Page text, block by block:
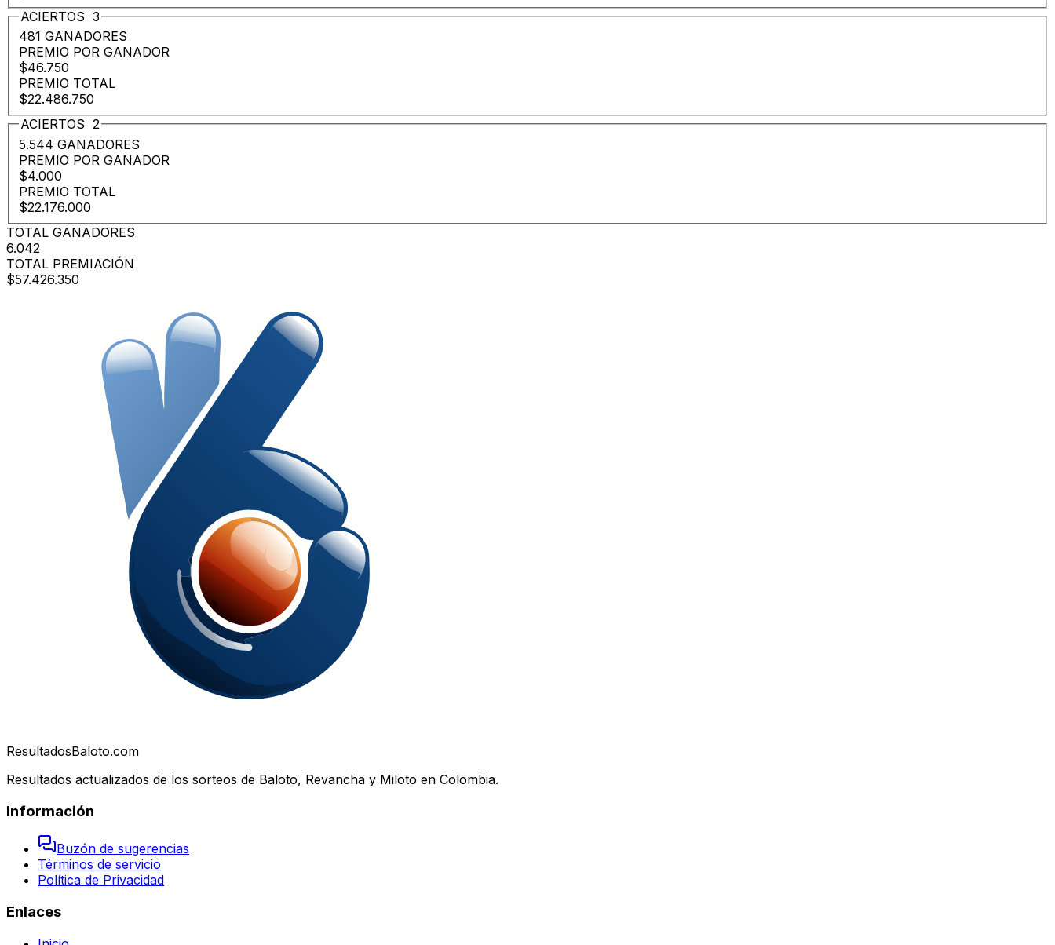
ACIERTOS 3
481 GANADORES
PREMIO POR GANADOR
$46.750
PREMIO TOTAL
$22.486.750
ACIERTOS 2
5.544 GANADORES
PREMIO POR GANADOR
$4.000
PREMIO TOTAL
$22.176.000
TOTAL GANADORES
6.042
TOTAL PREMIACIÓN
$57.426.350
ResultadosBaloto.com
Resultados actualizados de los sorteos de Baloto, Revancha y Miloto en Colombia.
Información
Buzón de sugerencias
Términos de servicio
Política de Privacidad
Enlaces